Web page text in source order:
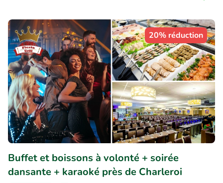
20% réduction
Buffet et boissons à volonté + soirée
dansante + karaoké près de Charleroi